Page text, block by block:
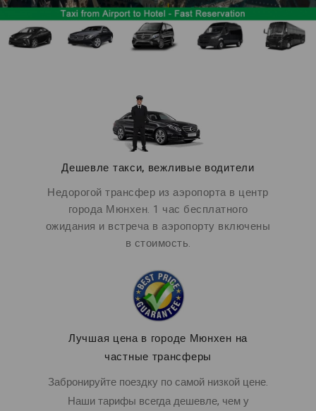
Дешевле такси, вежливые водители
Недорогой трансфер из аэропорта в центр
города Мюнхен. 1 час бесплатного
ожидания и встреча в аэропорту включены
в стоимость.
Лучшая цена в городе Мюнхен на
частные трансферы
Забронируйте поездку по самой низкой цене.
Наши тарифы всегда дешевле, чем у